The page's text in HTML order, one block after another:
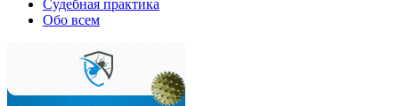
Судебная практика
Обо всем